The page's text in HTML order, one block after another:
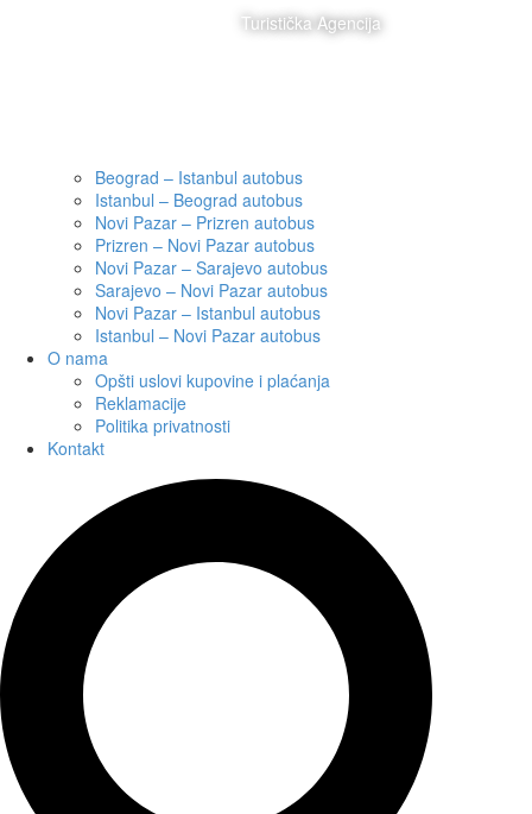
Turistička Agencija
Beograd – Istanbul autobus
Istanbul – Beograd autobus
Novi Pazar – Prizren autobus
Prizren – Novi Pazar autobus
Novi Pazar – Sarajevo autobus
Sarajevo – Novi Pazar autobus
Novi Pazar – Istanbul autobus
Istanbul – Novi Pazar autobus
O nama
Opšti uslovi kupovine i plaćanja
Reklamacije
Politika privatnosti
Kontakt